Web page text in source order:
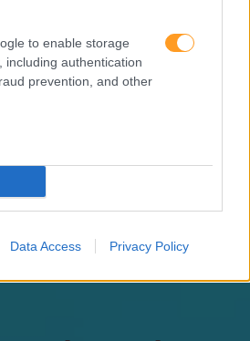
to enable storage
including authentication
prevention, and other
Data Access Privacy Policy
a Academia de